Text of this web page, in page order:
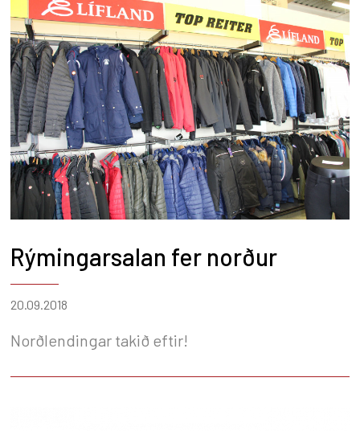
Rýmingarsalan fer norður
20.09.2018
Norðlendingar takið eftir!